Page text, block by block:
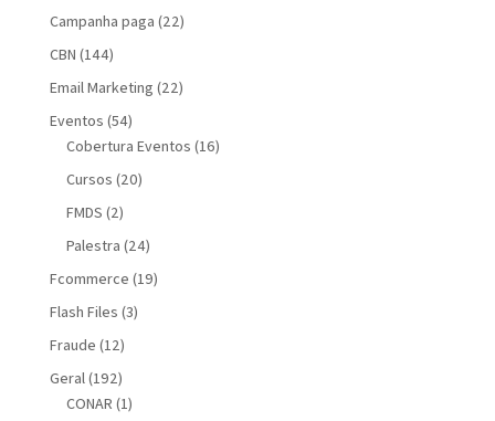
Campanha paga (22)
CBN (144)
Email Marketing (22)
Eventos (54)
Cobertura Eventos (16)
Cursos (20)
FMDS (2)
Palestra (24)
Fcommerce (19)
Flash Files (3)
Fraude (12)
Geral(192)
CONAR (1)